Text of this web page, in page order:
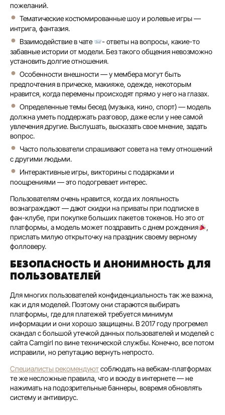
пожеланий.
Тематические костюмированные шоу и ролевые игры —
интрига, фантазия.
Взаимодействие в чате
- ответы на вопросы, какие-то
забавные истории от модели. Без такого общения невозможно
установить долгие отношения.
Особенности внешности — у мембера могут быть
предпочтения в прическе, макияже, одежде, некоторым
нравится, когда перемены происходят прямо у него на глазах.
Определенные темы бесед (музыка, кино, спорт) — модель
должна уметь поддержать разговор, даже если у нее самой
увлечения другие. Выслушать, высказать свое мнение, задать
вопрос.
Часто пользователи спрашивают совета на тему отношений
с другими людьми.
Интерактивные игры, викторины с подарками и
поощрениями — это подогревает интерес.
Пользователям очень нравится, когда их лояльность
вознаграждают — дают скидки на приваты при подписке в
фан-клубе, при покупке больших пакетов токенов. Но это от
платформы, а модель может поздравить с днем рождения
,
прислать милую открыточку на праздник своему верному
фолловеру.
БЕЗОПАСНОСТЬ И АНОНИМНОСТЬ ДЛЯ
ПОЛЬЗОВАТЕЛЕЙ
Для многих пользователей конфиденциальность так же важна,
как и для моделей. Поэтому они стараются выбирать
платформы, где для платежей требуется минимум
информации и они хорошо защищены. В 2017 году прогремел
скандал с большой утечкой данных пользователей и моделей с
сайта Camgirl по вине технической службы. Конечно, все потом
исправили, но репутацию вернуть непросто.
Специалисты рекомендуютсоблюдать на вебкам-платформах
те же несложные правила, что и всюду в интернете — не
нажимать на подозрительные баннеры, вовремя обновлять
систему и антивирус.